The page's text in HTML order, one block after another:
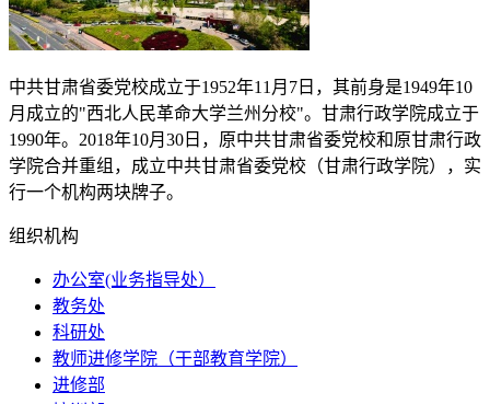
中共甘肃省委党校成立于1952年11月 7 日，其前身是1949年10
月成立的"西北人民革命大学兰州分校"。甘肃行政学院成立于
1990年。 2018年10月 30 日，原中共甘肃省委党校和原甘肃行政
学院合并重组，成立中共甘肃省委党校（甘肃行政学院），实
行一个机构两块牌子。
组织机构
办公室(业务指导处）
教务处
科研处
教师进修学院（干部教育学院）
进修部